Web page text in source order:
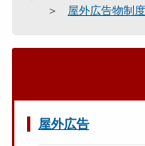
屋外広告物制度
屋外広告